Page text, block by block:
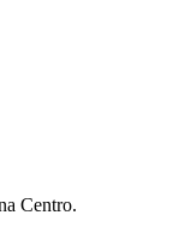
Centro.